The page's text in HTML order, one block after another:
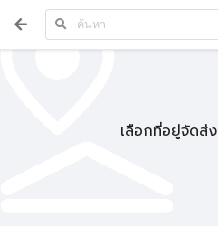
เลือกที่อยู่จัดส่ง